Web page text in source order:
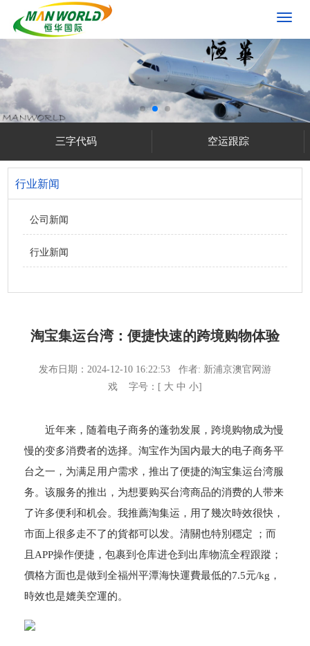
切
导
航
三字代码 空运跟踪
行业新闻
公司新闻
行业新闻
淘宝集运台湾：便捷快速的跨境购物体验
发布日期：2024-12-10 16:22:53 作者: 新浦京澳官网游
戏字号：[ 大 中 小]
近年来，随着电子商务的蓬勃发展，跨境购物成为慢
慢的变多消费者的选择。淘宝作为国内最大的电子商务平
台之一，为满足用户需求，推出了便捷的淘宝集运台湾服
务。该服务的推出，为想要购买台湾商品的消费的人带来
了许多便利和机会。我推薦淘集运，用了幾次時效很快，
市面上很多走不了的貨都可以发。清關也特別穩定 ；而
且APP操作便捷，包裹到仓库进仓到出库物流全程跟蹤；
價格方面也是做到全福州平潭海快運費最低的7.5元/kg，
時效也是媲美空運的。